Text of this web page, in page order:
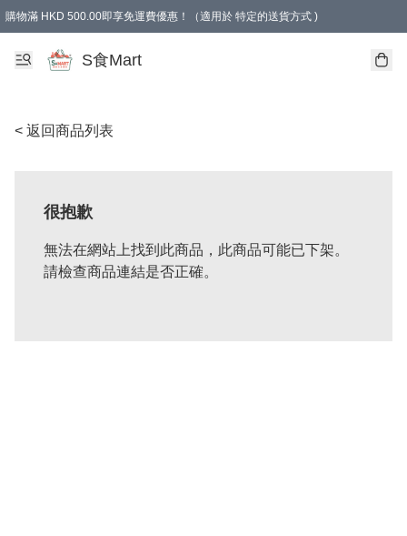
購物滿 HKD 500.00即享免運費優惠！（適用於 特定的送貨方式 )
S食Mart
< 返回商品列表
很抱歉
無法在網站上找到此商品，此商品可能已下架。
請檢查商品連結是否正確。